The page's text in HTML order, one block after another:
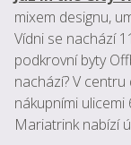
mixem designu,
Vídni se nachází
podkrovní byty
nachází? V
nákupními
Mariatrink nabízí